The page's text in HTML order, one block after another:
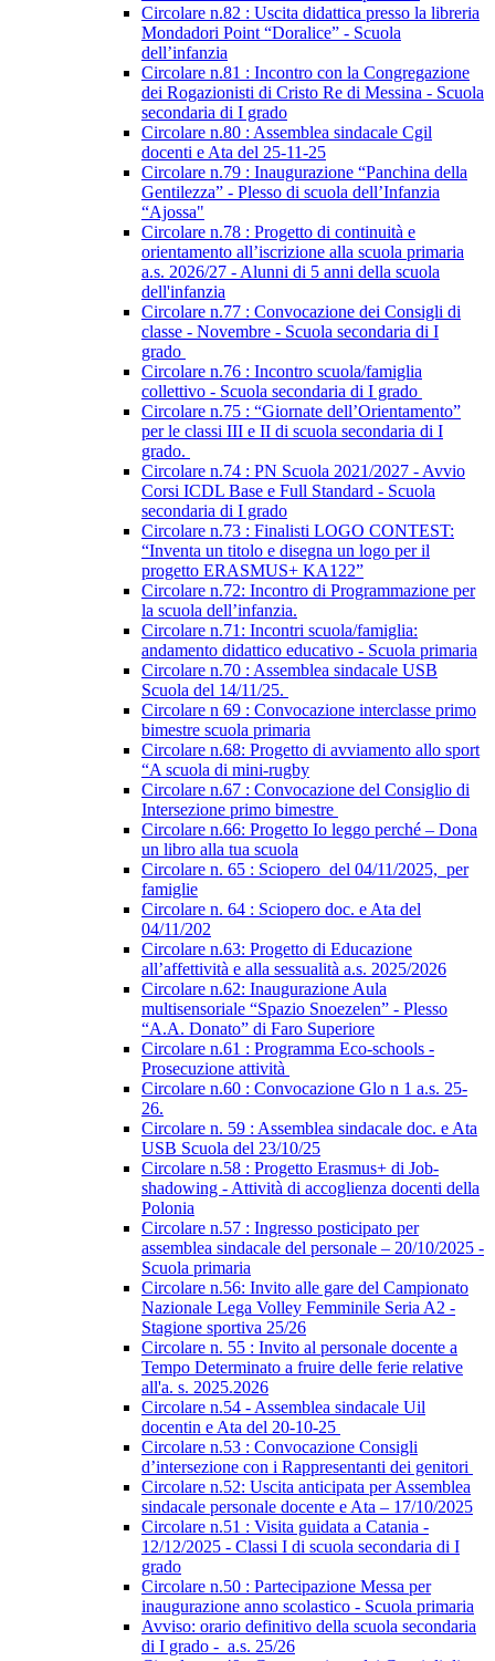
Circolare n.82 : Uscita didattica presso la libreria
Mondadori Point “Doralice” - Scuola
dell’infanzia
Circolare n.81 : Incontro con la Congregazione
dei Rogazionisti di Cristo Re di Messina - Scuola
secondaria di I grado
Circolare n.80 : Assemblea sindacale Cgil
docenti e Ata del 25-11-25
Circolare n.79 : Inaugurazione “Panchina della
Gentilezza” - Plesso di scuola dell’Infanzia
“Ajossa"
Circolare n.78 : Progetto di continuità e
orientamento all’iscrizione alla scuola primaria
a.s. 2026/27 - Alunni di 5 anni della scuola
dell'infanzia
Circolare n.77 : Convocazione dei Consigli di
classe - Novembre - Scuola secondaria di I
grado
Circolare n.76 : Incontro scuola/famiglia
collettivo - Scuola secondaria di I grado
Circolare n.75 : “Giornate dell’Orientamento”
per le classi III e II di scuola secondaria di I
grado.
Circolare n.74 : PN Scuola 2021/2027 - Avvio
Corsi ICDL Base e Full Standard - Scuola
secondaria di I grado
Circolare n.73 : Finalisti LOGO CONTEST:
“Inventa un titolo e disegna un logo per il
progetto ERASMUS+ KA122”
Circolare n.72: Incontro di Programmazione per
la scuola dell’infanzia.
Circolare n.71: Incontri scuola/famiglia:
andamento didattico educativo - Scuola primaria
Circolare n.70 : Assemblea sindacale USB
Scuola del 14/11/25.
Circolare n 69 : Convocazione interclasse primo
bimestre scuola primaria
Circolare n.68: Progetto di avviamento allo sport
“A scuola di mini-rugby
Circolare n.67 : Convocazione del Consiglio di
Intersezione primo bimestre
Circolare n.66: Progetto Io leggo perché – Dona
un libro alla tua scuola
Circolare n. 65 : Sciopero del 04/11/2025, per
famiglie
Circolare n. 64 : Sciopero doc. e Ata del
04/11/202
Circolare n.63: Progetto di Educazione
all’affettività e alla sessualità a.s. 2025/2026
Circolare n.62: Inaugurazione Aula
multisensoriale “Spazio Snoezelen” - Plesso
“A.A. Donato” di Faro Superiore
Circolare n.61 : Programma Eco-schools -
Prosecuzione attività
Circolare n.60 : Convocazione Glo n 1 a.s. 25-
26.
Circolare n. 59 : Assemblea sindacale doc. e Ata
USB Scuola del 23/10/25
Circolare n.58 : Progetto Erasmus+ di Job-
shadowing - Attività di accoglienza docenti della
Polonia
Circolare n.57 : Ingresso posticipato per
assemblea sindacale del personale – 20/10/2025 -
Scuola primaria
Circolare n.56: Invito alle gare del Campionato
Nazionale Lega Volley Femminile Seria A2 -
Stagione sportiva 25/26
Circolare n. 55 : Invito al personale docente a
Tempo Determinato a fruire delle ferie relative
all'a. s. 2025.2026
Circolare n.54 - Assemblea sindacale Uil
docentin e Ata del 20-10-25
Circolare n.53 : Convocazione Consigli
d’intersezione con i Rappresentanti dei genitori
Circolare n.52: Uscita anticipata per Assemblea
sindacale personale docente e Ata – 17/10/2025
Circolare n.51 : Visita guidata a Catania -
12/12/2025 - Classi I di scuola secondaria di I
grado
Circolare n.50 : Partecipazione Messa per
inaugurazione anno scolastico - Scuola primaria
Avviso: orario definitivo della scuola secondaria
di I grado - a.s. 25/26